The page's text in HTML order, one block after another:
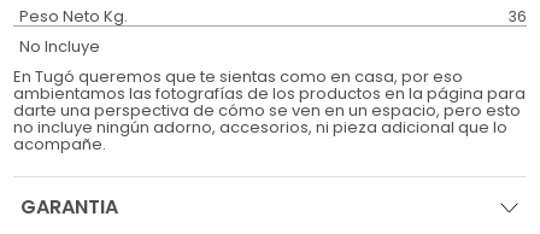
Peso Neto Kg. 36
No Incluye
En Tugó queremos que te sientas como en casa, por eso
ambientamos las fotografías de los productos en la página para
darte una perspectiva de cómo se ven en un espacio, pero esto
no incluye ningún adorno, accesorios, ni pieza adicional que lo
acompañe.
GARANTIA